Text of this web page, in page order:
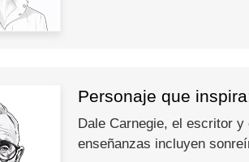
Personaje que
Dale Carnegie, el escritor
enseñanzas incluyen